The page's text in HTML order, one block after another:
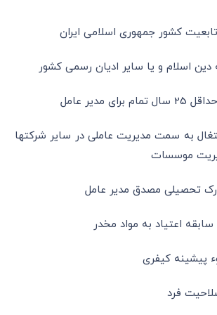
کشور جمهوری اسلامی ایران
دین اسلام و یا سایر ادیان رسمی کشور
برای مدیر عامل
به سمت مدیریت عاملی در سایر شرکتها
موسسات
تحصیلی مصدق مدیر عامل
اعتیاد به مواد مخدر
پیشینه کیفری
فرد